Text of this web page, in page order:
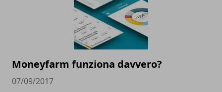
Moneyfarm funziona davvero?
07/09/2017